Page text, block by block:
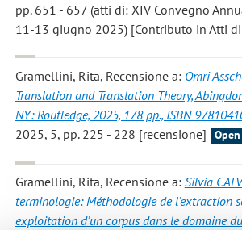
pp. 651 - 657 (atti di: XIV Convegno
11-13 giugno 2025) [Contributo in Atti
Gramellini, Rita, Recensione a: Omri
Translation and Translation Theory,
NY: Routledge, 2025, 178 pp., ISBN
2025, 5, pp. 225 - 228 [recensione]
Open
Gramellini, Rita, Recensione a: Silvia
terminologie: Méthodologie de l’extraction
exploitation d’un corpus dans le domaine